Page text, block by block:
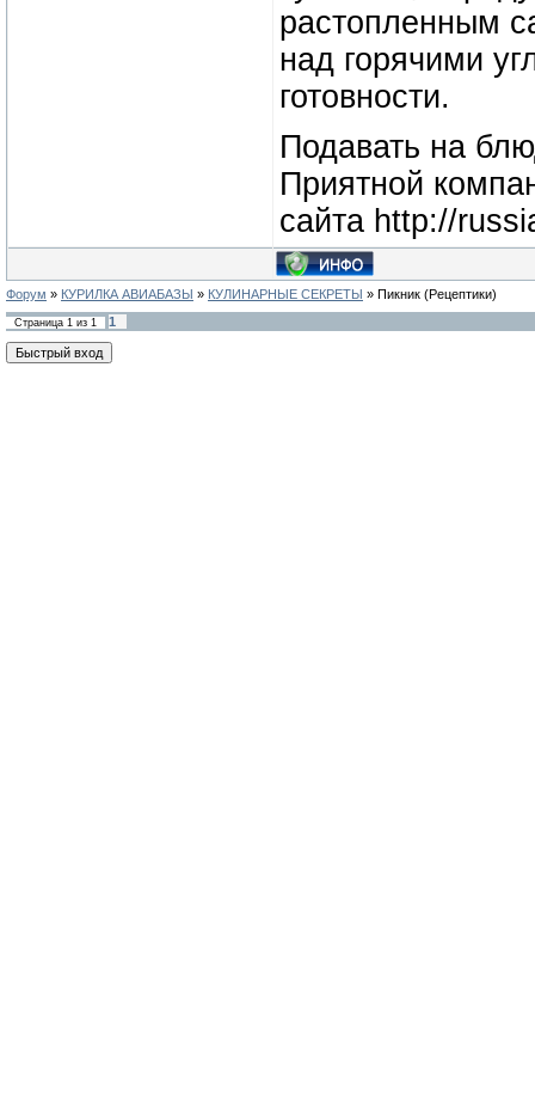
растопленным
над горячими
готовности.
Подавать на
Приятной
сайта http://
Форум » КУРИЛКА АВИАБАЗЫ » КУЛИНАРНЫЕ СЕКРЕТЫ » Пикник (Рецептики)
Страница 1 из 1 1